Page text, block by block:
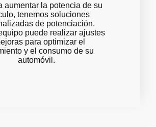
aumentar la potencia de su
tenemos soluciones
de potenciación.
puede realizar ajustes
para optimizar el
y el consumo de su
automóvil.